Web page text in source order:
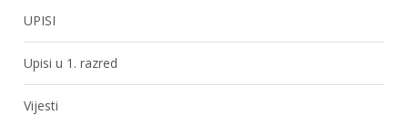
UPISI
Upisi u 1. razred
Vijesti